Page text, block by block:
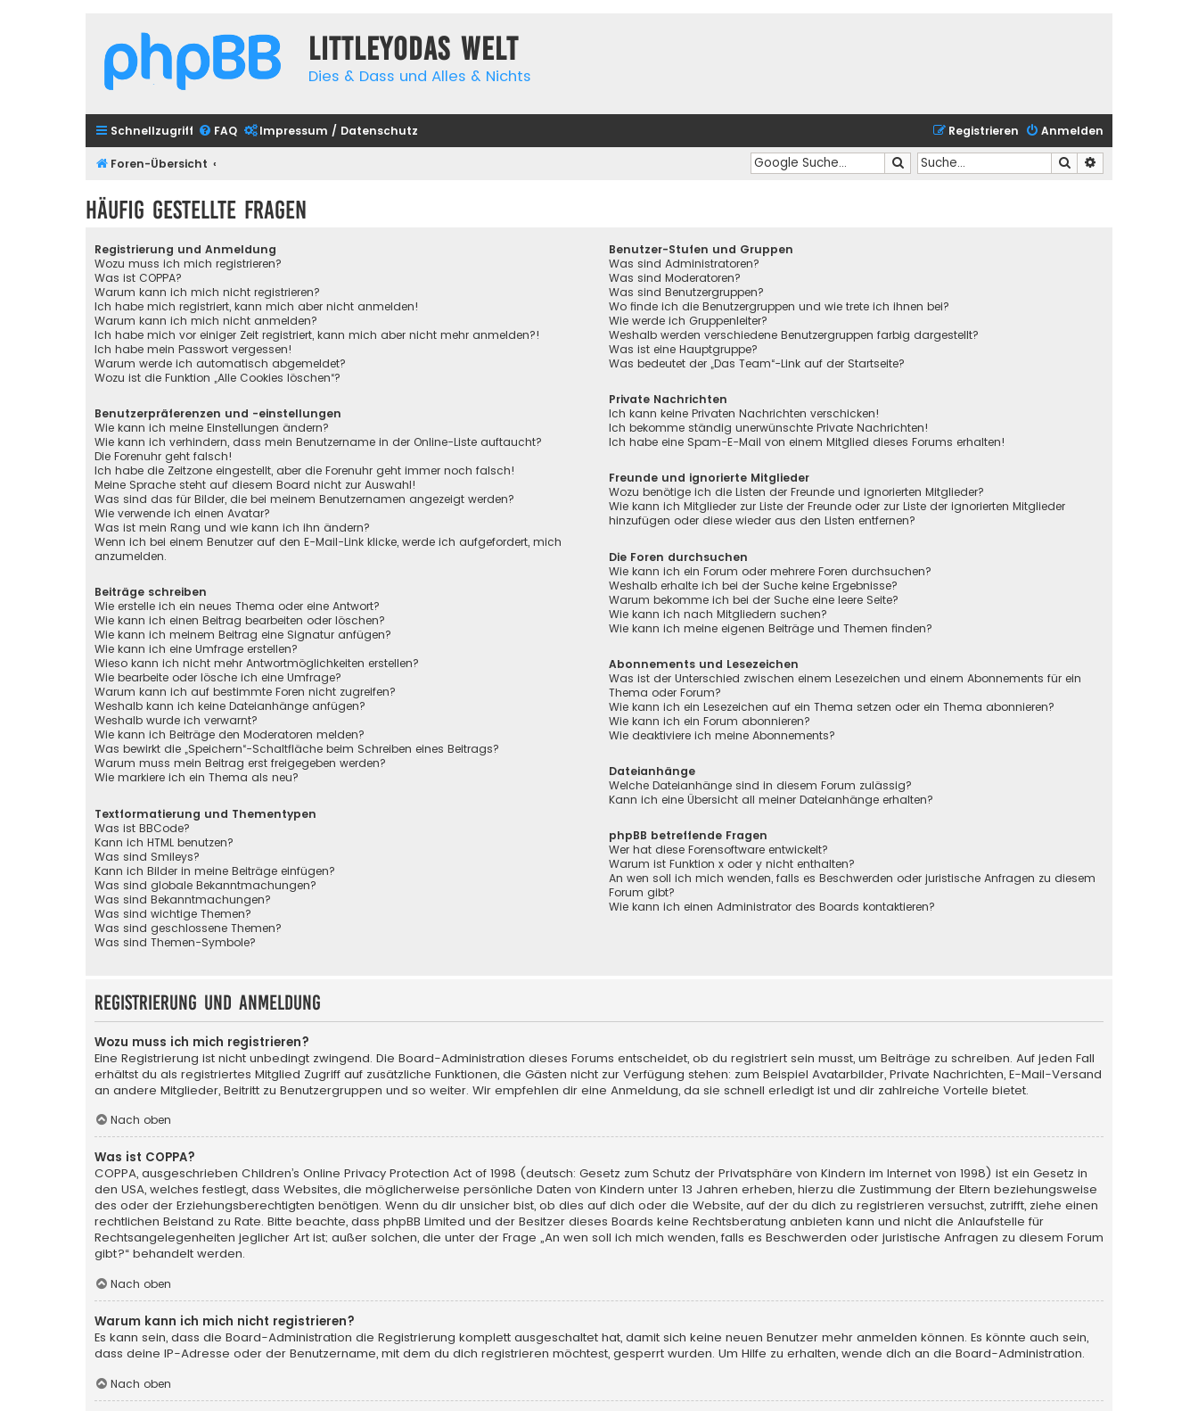
Littleyodas Welt
Dies & Dass und Alles & Nichts
Schnellzugriff FAQ Impressum / Datenschutz Anmelden
Registrieren
Foren-Übersicht Suche
Suche
Häufig gestellte Fragen
Registrierung und Anmeldung
Wozu muss ich mich registrieren?
Was ist COPPA?
Warum kann ich mich nicht registrieren?
Ich habe mich registriert, kann mich aber nicht anmelden!
Warum kann ich mich nicht anmelden?
Ich habe mich vor einiger Zeit registriert, kann mich aber nicht mehr anmelden?!
Ich habe mein Passwort vergessen!
Warum werde ich automatisch abgemeldet?
Wozu ist die Funktion „Alle Cookies löschen“?
Benutzerpräferenzen und -einstellungen
Wie kann ich meine Einstellungen ändern?
Wie kann ich verhindern, dass mein Benutzername in der Online-Liste auftaucht?
Die Forenuhr geht falsch!
Ich habe die Zeitzone eingestellt, aber die Forenuhr geht immer noch falsch!
Meine Sprache steht auf diesem Board nicht zur Auswahl!
Was sind das für Bilder, die bei meinem Benutzernamen angezeigt werden?
Wie verwende ich einen Avatar?
Was ist mein Rang und wie kann ich ihn ändern?
Wenn ich bei einem Benutzer auf den E-Mail-Link klicke, werde ich aufgefordert, mich
anzumelden.
Beiträge schreiben
Wie erstelle ich ein neues Thema oder eine Antwort?
Wie kann ich einen Beitrag bearbeiten oder löschen?
Wie kann ich meinem Beitrag eine Signatur anfügen?
Wie kann ich eine Umfrage erstellen?
Wieso kann ich nicht mehr Antwortmöglichkeiten erstellen?
Wie bearbeite oder lösche ich eine Umfrage?
Warum kann ich auf bestimmte Foren nicht zugreifen?
Weshalb kann ich keine Dateianhänge anfügen?
Weshalb wurde ich verwarnt?
Wie kann ich Beiträge den Moderatoren melden?
Was bewirkt die „Speichern“-Schaltfläche beim Schreiben eines Beitrags?
Warum muss mein Beitrag erst freigegeben werden?
Wie markiere ich ein Thema als neu?
Textformatierung und Thementypen
Was ist BBCode?
Kann ich HTML benutzen?
Was sind Smileys?
Kann ich Bilder in meine Beiträge einfügen?
Was sind globale Bekanntmachungen?
Was sind Bekanntmachungen?
Was sind wichtige Themen?
Was sind geschlossene Themen?
Was sind Themen-Symbole?
Benutzer-Stufen und Gruppen
Was sind Administratoren?
Was sind Moderatoren?
Was sind Benutzergruppen?
Wo finde ich die Benutzergruppen und wie trete ich ihnen bei?
Wie werde ich Gruppenleiter?
Weshalb werden verschiedene Benutzergruppen farbig dargestellt?
Was ist eine Hauptgruppe?
Was bedeutet der „Das Team“-Link auf der Startseite?
Private Nachrichten
Ich kann keine Privaten Nachrichten verschicken!
Ich bekomme ständig unerwünschte Private Nachrichten!
Ich habe eine Spam-E-Mail von einem Mitglied dieses Forums erhalten!
Freunde und ignorierte Mitglieder
Wozu benötige ich die Listen der Freunde und ignorierten Mitglieder?
Wie kann ich Mitglieder zur Liste der Freunde oder zur Liste der ignorierten Mitglieder
hinzufügen oder diese wieder aus den Listen entfernen?
Die Foren durchsuchen
Wie kann ich ein Forum oder mehrere Foren durchsuchen?
Weshalb erhalte ich bei der Suche keine Ergebnisse?
Warum bekomme ich bei der Suche eine leere Seite?
Wie kann ich nach Mitgliedern suchen?
Wie kann ich meine eigenen Beiträge und Themen finden?
Abonnements und Lesezeichen
Was ist der Unterschied zwischen einem Lesezeichen und einem Abonnements für ein
Thema oder Forum?
Wie kann ich ein Lesezeichen auf ein Thema setzen oder ein Thema abonnieren?
Wie kann ich ein Forum abonnieren?
Wie deaktiviere ich meine Abonnements?
Dateianhänge
Welche Dateianhänge sind in diesem Forum zulässig?
Kann ich eine Übersicht all meiner Dateianhänge erhalten?
phpBB betreffende Fragen
Wer hat diese Forensoftware entwickelt?
Warum ist Funktion x oder y nicht enthalten?
An wen soll ich mich wenden, falls es Beschwerden oder juristische Anfragen zu diesem
Forum gibt?
Wie kann ich einen Administrator des Boards kontaktieren?
Registrierung und Anmeldung
Wozu muss ich mich registrieren?
Eine Registrierung ist nicht unbedingt zwingend. Die Board-Administration dieses Forums entscheidet, ob du registriert sein musst, um Beiträge zu schreiben. Auf jeden Fall
erhältst du als registriertes Mitglied Zugriff auf zusätzliche Funktionen, die Gästen nicht zur Verfügung stehen: zum Beispiel Avatarbilder, Private Nachrichten, E-Mail-Versand
an andere Mitglieder, Beitritt zu Benutzergruppen und so weiter. Wir empfehlen dir eine Anmeldung, da sie schnell erledigt ist und dir zahlreiche Vorteile bietet.
Nach oben
Was ist COPPA?
COPPA, ausgeschrieben Children’s Online Privacy Protection Act of 1998 (deutsch: Gesetz zum Schutz der Privatsphäre von Kindern im Internet von 1998) ist ein Gesetz in
den USA, welches festlegt, dass Websites, die möglicherweise persönliche Daten von Kindern unter 13 Jahren erheben, hierzu die Zustimmung der Eltern beziehungsweise
des oder der Erziehungsberechtigten benötigen. Wenn du dir unsicher bist, ob dies auf dich oder die Website, auf der du dich zu registrieren versuchst, zutrifft, ziehe einen
rechtlichen Beistand zu Rate. Bitte beachte, dass phpBB Limited und der Besitzer dieses Boards keine Rechtsberatung anbieten kann und nicht die Anlaufstelle für
Rechtsangelegenheiten jeglicher Art ist; außer solchen, die unter der Frage „An wen soll ich mich wenden, falls es Beschwerden oder juristische Anfragen zu diesem Forum
gibt?“ behandelt werden.
Nach oben
Warum kann ich mich nicht registrieren?
Es kann sein, dass die Board-Administration die Registrierung komplett ausgeschaltet hat, damit sich keine neuen Benutzer mehr anmelden können. Es könnte auch sein,
dass deine IP-Adresse oder der Benutzername, mit dem du dich registrieren möchtest, gesperrt wurden. Um Hilfe zu erhalten, wende dich an die Board-Administration.
Nach oben